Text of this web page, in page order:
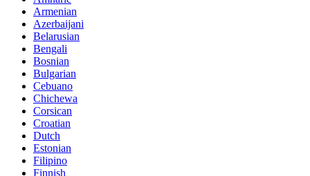
Armenian
Azerbaijani
Belarusian
Bengali
Bosnian
Bulgarian
Cebuano
Chichewa
Corsican
Croatian
Dutch
Estonian
Filipino
Finnish